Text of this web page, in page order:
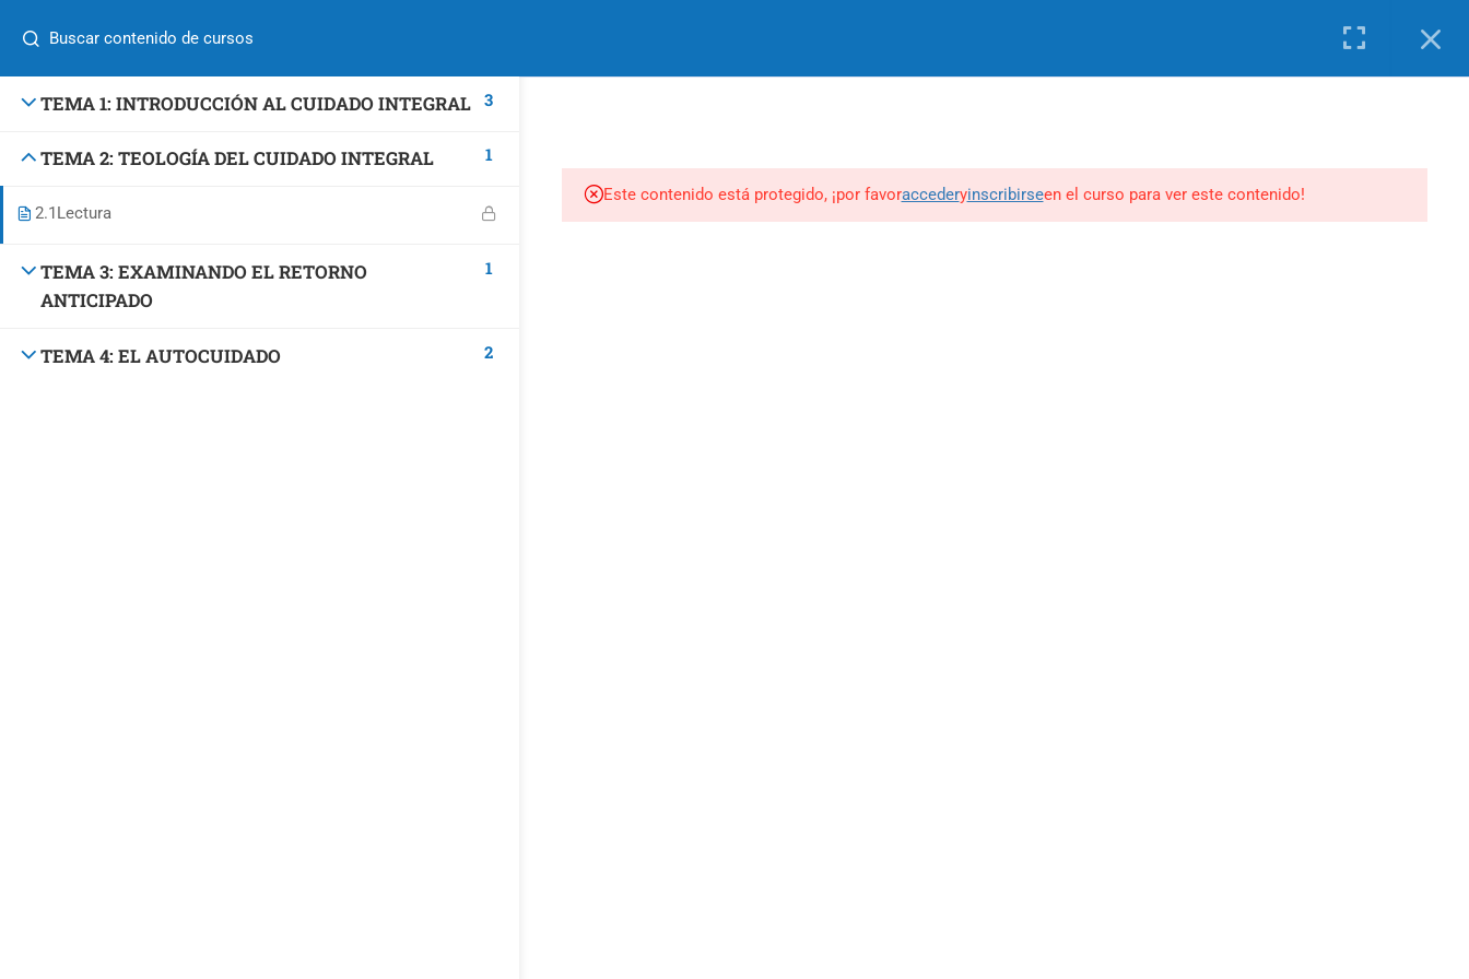
55 5517 0512
TEMA 1: INTRODUCCIÓN AL CUIDADO INTEGRAL 3
TEMA 2: TEOLOGÍA DEL CUIDADO INTEGRAL 1
2.1Lectura
TEMA 3: EXAMINANDO EL RETORNO
ANTICIPADO
1
TEMA 4: EL AUTOCUIDADO 2
Este contenido está protegido, ¡por favoraccederyinscribirseen el curso para ver este contenido!
Diseño y Desarrollo por